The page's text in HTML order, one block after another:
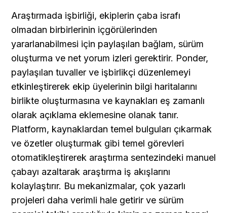
Araştırmada işbirliği, ekiplerin çaba israfı
olmadan birbirlerinin içgörülerinden
yararlanabilmesi için paylaşılan bağlam, sürüm
oluşturma ve net yorum izleri gerektirir. Ponder,
paylaşılan tuvaller ve işbirlikçi düzenlemeyi
etkinleştirerek ekip üyelerinin bilgi haritalarını
birlikte oluşturmasına ve kaynakları eş zamanlı
olarak açıklama eklemesine olanak tanır.
Platform, kaynaklardan temel bulguları çıkarmak
ve özetler oluşturmak gibi temel görevleri
otomatikleştirerek araştırma sentezindeki manuel
çabayı azaltarak araştırma iş akışlarını
kolaylaştırır. Bu mekanizmalar, çok yazarlı
projeleri daha verimli hale getirir ve sürüm